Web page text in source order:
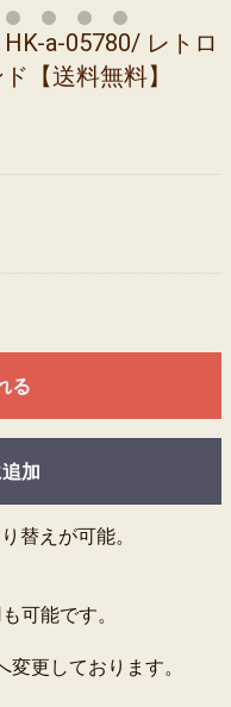
a-05780/ レトロ
【送料無料】
る
加
替えが可能。
可能です。
更しております。